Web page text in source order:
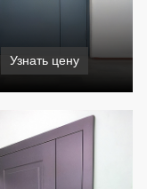
Узнать цену